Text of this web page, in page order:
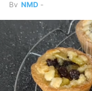
By NMD -